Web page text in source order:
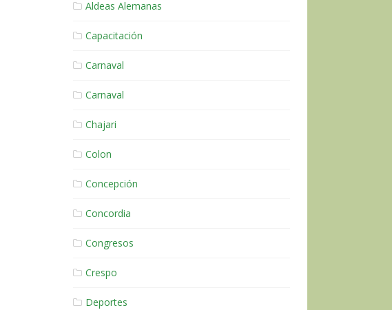
Aldeas Alemanas
Capacitación
Carnaval
Carnaval
Chajari
Colon
Concepción
Concordia
Congresos
Crespo
Deportes